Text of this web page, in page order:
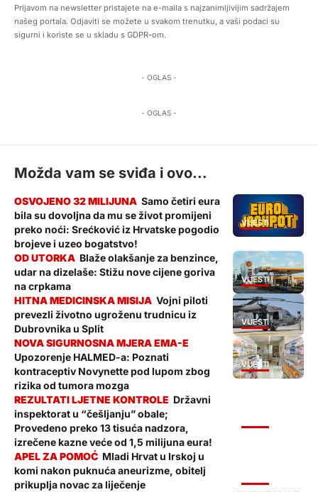
Prijavom na newsletter pristajete na e-maila s najzanimljivijim sadržajem
našeg portala. Odjaviti se možete u svakom trenutku, a vaši podaci su
sigurni i koriste se u skladu s GDPR-om.
- OGLAS -
- OGLAS -
Možda vam se sviđa i ovo...
VIJESTI
Samo četiri eura
bila su dovoljna da mu se život promijeni
preko noći: Srećković iz Hrvatske pogodio
brojeve i uzeo bogatstvo!
VIJESTI
Blaže olakšanje za benzince,
udar na dizelaše: Stižu nove cijene goriva
na crpkama
VIJESTI
Vojni piloti
prevezli životno ugroženu trudnicu iz
Dubrovnika u Split
VIJESTI
Upozorenje HALMED-a: Poznati
kontraceptiv Novynette pod lupom zbog
rizika od tumora mozga
Državni
inspektorat u “češljanju” obale;
Provedeno preko 13 tisuća nadzora,
izrečene kazne veće od 1,5 milijuna eura!
Mladi Hrvat u Irskoj u
komi nakon puknuća aneurizme, obitelj
prikuplja novac za liječenje